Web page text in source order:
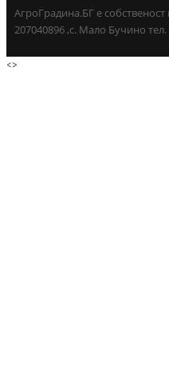
АгроГрадина.БГ е
207040896 ,с. Мало Бучино тел.
<>